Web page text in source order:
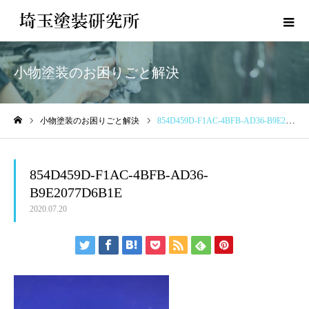
小物塗装のお困りごと解決
小物塗装のお困りごと解決 854D459D-F1AC-4BFB-AD36-B9E2077D6B1E
854D459D-F1AC-4BFB-AD36-
B9E2077D6B1E
2020.07.20